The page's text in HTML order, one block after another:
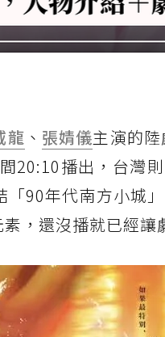
龍 、 張婧儀主演的
20:10播出，台灣
90年代南方小城
，還沒播就已經讓